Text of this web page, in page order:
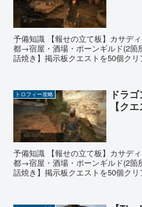
予備知識 【報せの立て板】カサデ
都→宿屋・酒場・ポーンギルド(2箇
話焼き】掲示板クエストを50個ク
トロフィー攻略
ドラ
【ク
予備知識 【報せの立て板】カサデ
都→宿屋・酒場・ポーンギルド(2箇
話焼き】掲示板クエストを50個ク